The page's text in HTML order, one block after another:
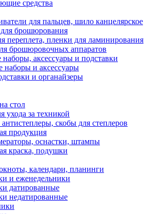
средства
для пальцев, шило канцелярское
брошюрования
переплета, пленки для ламинирования
брошюровочных аппаратов
аксессуары и подставки
наборы и аксессуары
и органайзеры
стол
ухода за техникой
скобы для степлеров
продукция
оснастки, штампы
краска, подушки
календари, планинги
и еженедельники
датированные
недатированные